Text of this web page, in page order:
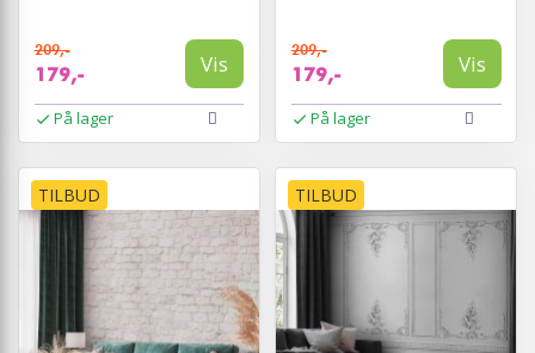
209,-
179,- Vis
På lager
209,-
179,- Vis
På lager
TILBUD TILBUD